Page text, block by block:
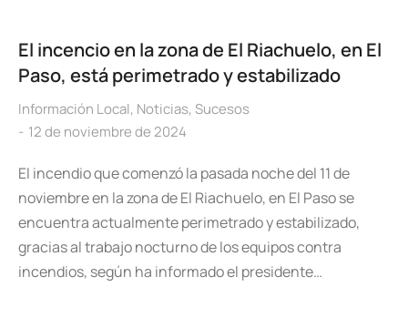
El incencio en la zona de El Riachuelo, en El
Paso, está perimetrado y estabilizado
Información Local, Noticias, Sucesos
12 de noviembre de 2024
El incendio que comenzó la pasada noche del 11 de
noviembre en la zona de El Riachuelo, en El Paso se
encuentra actualmente perimetrado y estabilizado,
gracias al trabajo nocturno de los equipos contra
incendios, según ha informado el presidente…